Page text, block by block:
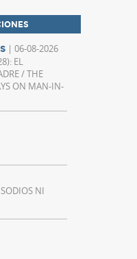
| 06-08-2026
EL
/ THE
ON MAN-IN-
NI